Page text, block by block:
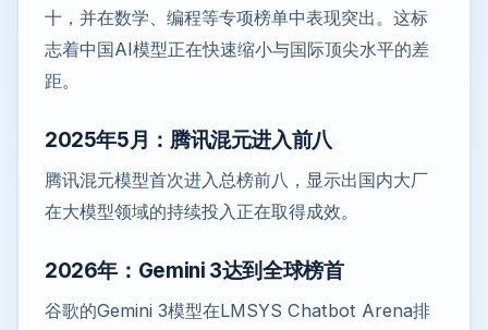
十，并在数学、编程等专项榜单中表现突出。这标
志着中国AI模型正在快速缩小与国际顶尖水平的差
距。
2025年5月：腾讯混元进入前八
腾讯混元模型首次进入总榜前八，显示出国内大厂
在大模型领域的持续投入正在取得成效。
2026年：Gemini 3达到全球榜首
谷歌的Gemini 3模型在LMSYS Chatbot Arena排